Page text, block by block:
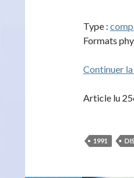
Type :
Formats
Continuer
Article lu
1991